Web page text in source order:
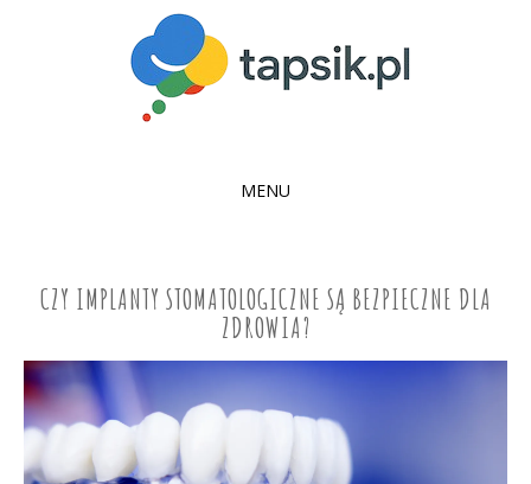
MENU
CONTENT
CZY IMPLANTY STOMATOLOGICZNE SĄ BEZPIECZNE DLA
ZDROWIA?